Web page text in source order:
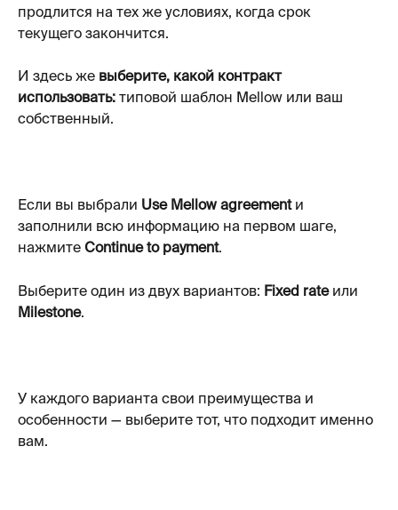
продлится на тех же условиях, когда срок
текущего закончится.
И здесь же выберите, какой контракт
использовать: типовой шаблон Mellow или ваш
собственный.
Если вы выбрали Use Mellow agreement и
заполнили всю информацию на первом шаге,
нажмите Continue to payment.
Выберите один из двух вариантов: Fixed rate или
Milestone.
У каждого варианта свои преимущества и
особенности — выберите тот, что подходит именно
вам.